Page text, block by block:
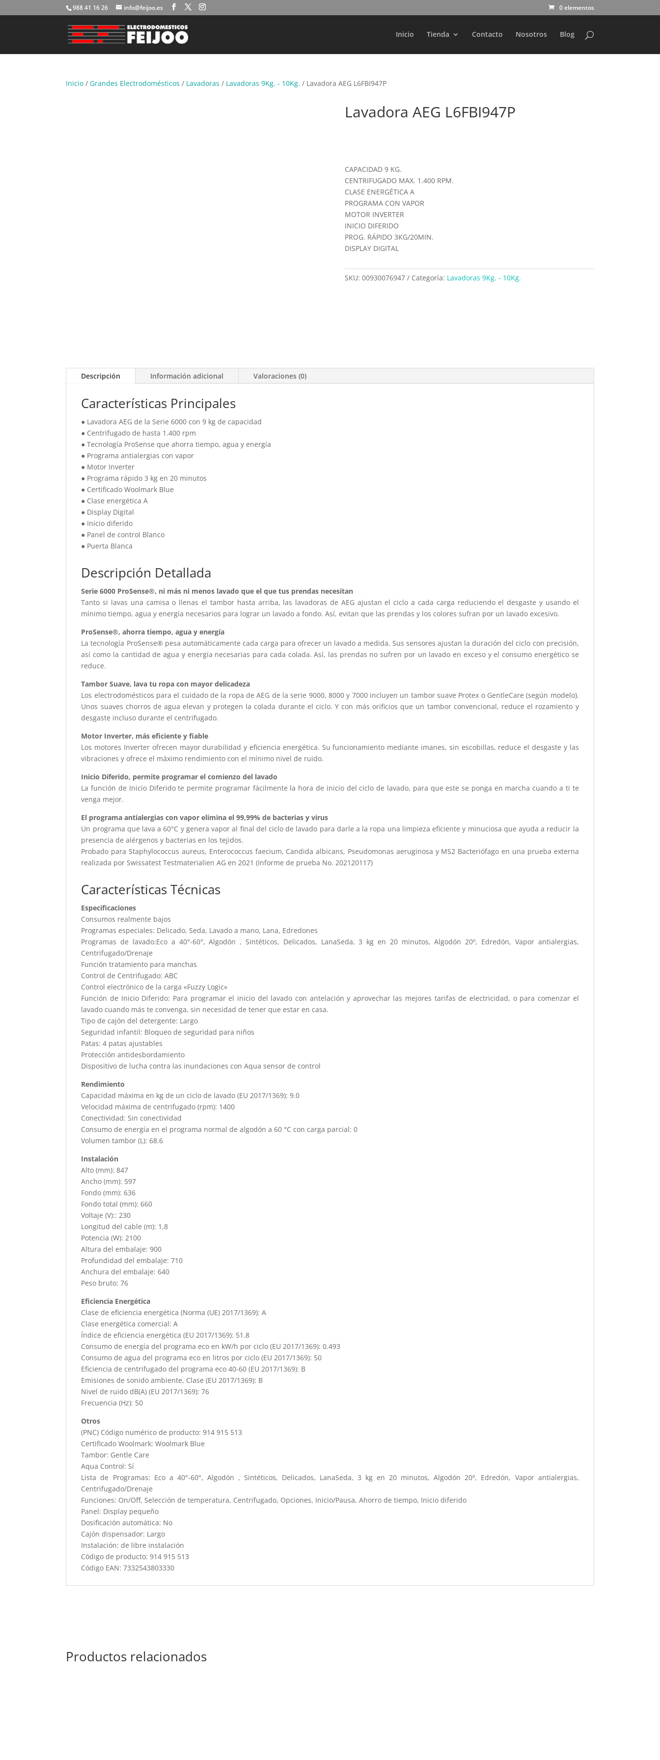
988 41 16 26 info@feijoo.es 0 elementos
Inicio Tienda Contacto Nosotros Blog
Búsqueda
productos
Inicio /Grandes Electrodomésticos / Lavadoras / Lavadoras 9Kg. - 10Kg. / Lavadora AEG L6FBI947P
Lavadora AEG L6FBI947P
CAPACIDAD 9 KG.
CENTRIFUGADO MAX. 1.400 RPM.
CLASE ENERGÉTICA A
PROGRAMA CON VAPOR
MOTOR INVERTER
INICIO DIFERIDO
PROG. RÁPIDO 3KG/20MIN.
DISPLAY DIGITAL
SKU: 00930076947 Categoría: Lavadoras 9Kg. - 10Kg.
Descripción Información adicional Valoraciones (0)
Características Principales
● Lavadora AEG de la Serie 6000 con 9 kg de capacidad
● Centrifugado de hasta 1.400 rpm
● Tecnología ProSense que ahorra tiempo, agua y energía
● Programa antialergias con vapor
● Motor Inverter
● Programa rápido 3 kg en 20 minutos
● Certificado Woolmark Blue
● Clase energética A
● Display Digital
● Inicio diferido
● Panel de control Blanco
● Puerta Blanca
Descripción Detallada
Serie 6000 ProSense®, ni más ni menos lavado que el que tus prendas necesitan
Tanto si lavas una camisa o llenas el tambor hasta arriba, las lavadoras de AEG ajustan el ciclo a cada carga reduciendo el desgaste y usando el
mínimo tiempo, agua y energía necesarios para lograr un lavado a fondo. Así, evitan que las prendas y los colores sufran por un lavado excesivo.
ProSense®, ahorra tiempo, agua y energía
La tecnología ProSense® pesa automáticamente cada carga para ofrecer un lavado a medida. Sus sensores ajustan la duración del ciclo con precisión,
así como la cantidad de agua y energía necesarias para cada colada. Así, las prendas no sufren por un lavado en exceso y el consumo energético se
reduce.
Tambor Suave, lava tu ropa con mayor delicadeza
Los electrodomésticos para el cuidado de la ropa de AEG de la serie 9000, 8000 y 7000 incluyen un tambor suave Protex o GentleCare (según modelo).
Unos suaves chorros de agua elevan y protegen la colada durante el ciclo. Y con más orificios que un tambor convencional, reduce el rozamiento y
desgaste incluso durante el centrifugado.
Motor Inverter, más eficiente y fiable
Los motores Inverter ofrecen mayor durabilidad y eficiencia energética. Su funcionamiento mediante imanes, sin escobillas, reduce el desgaste y las
vibraciones y ofrece el máximo rendimiento con el mínimo nivel de ruido.
Inicio Diferido, permite programar el comienzo del lavado
La función de Inicio Diferido te permite programar fácilmente la hora de inicio del ciclo de lavado, para que este se ponga en marcha cuando a ti te
venga mejor.
El programa antialergias con vapor elimina el 99,99% de bacterias y virus
Un programa que lava a 60°C y genera vapor al final del ciclo de lavado para darle a la ropa una limpieza eficiente y minuciosa que ayuda a reducir la
presencia de alérgenos y bacterias en los tejidos.
Probado para Staphylococcus aureus, Enterococcus faecium, Candida albicans, Pseudomonas aeruginosa y MS2 Bacteriófago en una prueba externa
realizada por Swissatest Testmaterialien AG en 2021 (Informe de prueba No. 202120117)
Características Técnicas
Especificaciones
Consumos realmente bajos
Programas especiales: Delicado, Seda, Lavado a mano, Lana, Edredones
Programas de lavado:Eco a 40°-60°, Algodón , Sintéticos, Delicados, LanaSeda, 3 kg en 20 minutos, Algodón 20º, Edredón, Vapor antialergias,
Centrifugado/Drenaje
Función tratamiento para manchas
Control de Centrifugado: ABC
Control electrónico de la carga «Fuzzy Logic»
Función de Inicio Diferido: Para programar el inicio del lavado con antelación y aprovechar las mejores tarifas de electricidad, o para comenzar el
lavado cuando más te convenga, sin necesidad de tener que estar en casa.
Tipo de cajón del detergente: Largo
Seguridad infantil: Bloqueo de seguridad para niños
Patas: 4 patas ajustables
Protección antidesbordamiento
Dispositivo de lucha contra las inundaciones con Aqua sensor de control
Rendimiento
Capacidad máxima en kg de un ciclo de lavado (EU 2017/1369): 9.0
Velocidad máxima de centrifugado (rpm): 1400
Conectividad: Sin conectividad
Consumo de energía en el programa normal de algodón a 60 °C con carga parcial: 0
Volumen tambor (L): 68.6
Instalación
Alto (mm): 847
Ancho (mm): 597
Fondo (mm): 636
Fondo total (mm): 660
Voltaje (V):: 230
Longitud del cable (m): 1,8
Potencia (W): 2100
Altura del embalaje: 900
Profundidad del embalaje: 710
Anchura del embalaje: 640
Peso bruto: 76
Eficiencia Energética
Clase de eficiencia energética (Norma (UE) 2017/1369): A
Clase energética comercial: A
Índice de eficiencia energética (EU 2017/1369): 51.8
Consumo de energía del programa eco en kW/h por ciclo (EU 2017/1369): 0.493
Consumo de agua del programa eco en litros por ciclo (EU 2017/1369): 50
Eficiencia de centrifugado del programa eco 40-60 (EU 2017/1369): B
Emisiones de sonido ambiente, Clase (EU 2017/1369): B
Nivel de ruido dB(A) (EU 2017/1369): 76
Frecuencia (Hz): 50
Otros
(PNC) Código numérico de producto: 914 915 513
Certificado Woolmark: Woolmark Blue
Tambor: Gentle Care
Aqua Control: Sí
Lista de Programas: Eco a 40°-60°, Algodón , Sintéticos, Delicados, LanaSeda, 3 kg en 20 minutos, Algodón 20º, Edredón, Vapor antialergias,
Centrifugado/Drenaje
Funciones: On/Off, Selección de temperatura, Centrifugado, Opciones, Inicio/Pausa, Ahorro de tiempo, Inicio diferido
Panel: Display pequeño
Dosificación automática: No
Cajón dispensador: Largo
Instalación: de libre instalación
Código de producto: 914 915 513
Código EAN: 7332543803330
Productos relacionados